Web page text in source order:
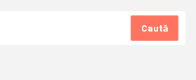
Caută